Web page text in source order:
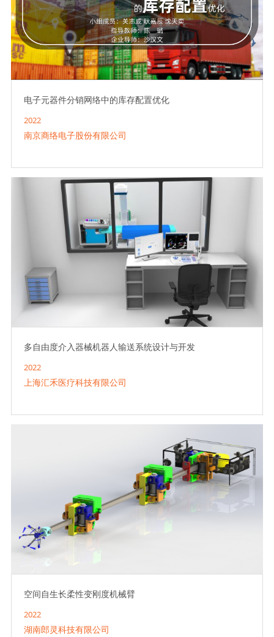
电子元器件分销网络中的库存配置优化
2022
南京商络电子股份有限公司
多自由度介入器械机器人输送系统设计与开发
2022
上海汇禾医疗科技有限公司
空间自生长柔性变刚度机械臂
2022
湖南郎灵科技有限公司